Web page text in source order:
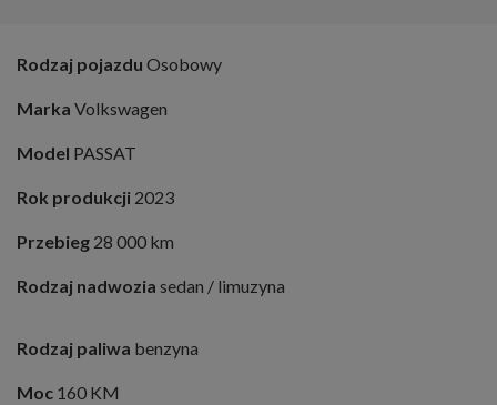
Rodzaj pojazdu Osobowy
Marka Volkswagen
Model PASSAT
Rok produkcji 2023
Przebieg 28 000 km
Rodzaj nadwozia sedan / limuzyna
Rodzaj paliwa benzyna
Moc 160 KM